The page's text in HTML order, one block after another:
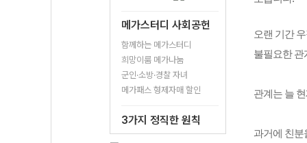
메가스터디 사회공헌
함께하는 메가스터디
희망이룸 메가나눔
군인·소방·경찰 자녀
메가패스 형제자매 할인
3가지 정직한 원칙
오랜 기간
불필요한
관계는 늘
과거에 친분